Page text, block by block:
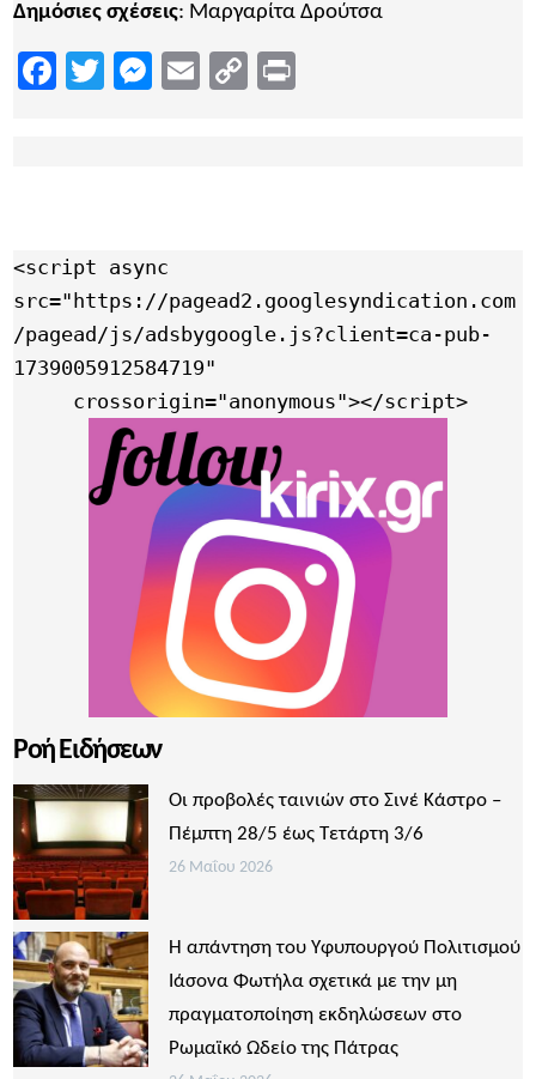
Δημόσιες σχέσεις: Μαργαρίτα Δρούτσα
Facebook
TwitterMessenger
EmailCopy
<script async
src="https://pagead2.googlesyndication.com
/pagead/js/adsbygoogle.js?client=ca-pub-
1739005912584719"
     crossorigin="anonymous"></script>
Ροή Ειδήσεων
Οι προβολές ταινιών στο Σινέ Κάστρο –
Πέμπτη 28/5 έως Τετάρτη 3/6
26 Μαΐου 2026
Η απάντηση του Υφυπουργού Πολιτισμού
Ιάσονα Φωτήλα σχετικά με την μη
πραγματοποίηση εκδηλώσεων στο
Ρωμαϊκό Ωδείο της Πάτρας